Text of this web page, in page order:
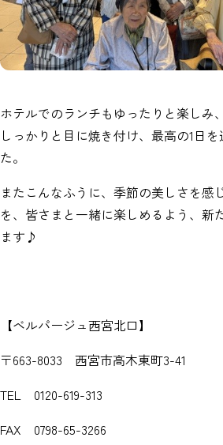
ホテルでのランチもゆったりと楽しみ
しっかりと目に焼き付け、最高の1日
た。
またこんなふうに、季節の美しさを感
を、皆さまと一緒に楽しめるよう、新
ます♪
【ベルパージュ西宮北口】
〒663-8033 西宮市高木東町3-41
TEL 0120-619-313
FAX 0798-65-3266